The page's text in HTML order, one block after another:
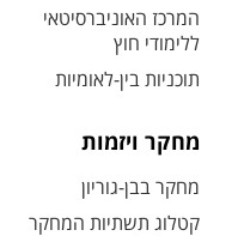
המרכז האוניברסיטאי
ללימודי חוץ
תוכניות בין-לאומיות
מחקר ויזמות
מחקר בבן-גוריון
קטלוג תשתיות המחקר